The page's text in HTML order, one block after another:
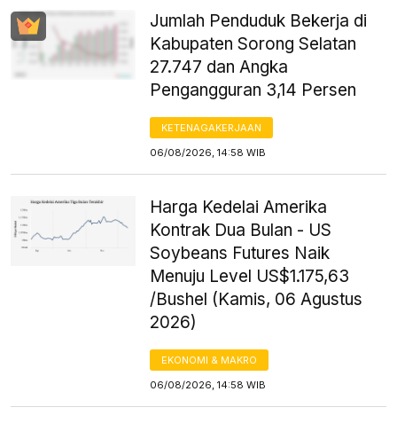
Jumlah Penduduk Bekerja di
Kabupaten Sorong Selatan
27.747 dan Angka
Pengangguran 3,14 Persen
KETENAGAKERJAAN
06/08/2026, 14:58 WIB
Harga Kedelai Amerika
Kontrak Dua Bulan - US
Soybeans Futures Naik
Menuju Level US$1.175,63
/Bushel (Kamis, 06 Agustus
2026)
EKONOMI & MAKRO
06/08/2026, 14:58 WIB